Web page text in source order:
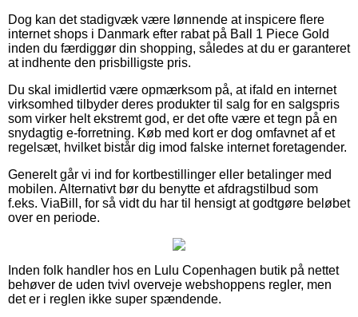
Dog kan det stadigvæk være lønnende at inspicere flere
internet shops i Danmark efter rabat på Ball 1 Piece Gold
inden du færdiggør din shopping, således at du er garanteret
at indhente den prisbilligste pris.
Du skal imidlertid være opmærksom på, at ifald en internet
virksomhed tilbyder deres produkter til salg for en salgspris
som virker helt ekstremt god, er det ofte være et tegn på en
snydagtig e-forretning. Køb med kort er dog omfavnet af et
regelsæt, hvilket bistår dig imod falske internet foretagender.
Generelt går vi ind for kortbestillinger eller betalinger med
mobilen. Alternativt bør du benytte et afdragstilbud som
f.eks. ViaBill, for så vidt du har til hensigt at godtgøre beløbet
over en periode.
Inden folk handler hos en Lulu Copenhagen butik på nettet
behøver de uden tvivl overveje webshoppens regler, men
det er i reglen ikke super spændende.